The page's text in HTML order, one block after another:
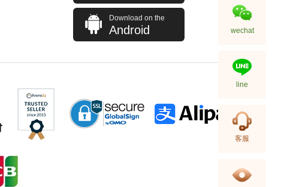
Download on the
Android wechat
line
客服